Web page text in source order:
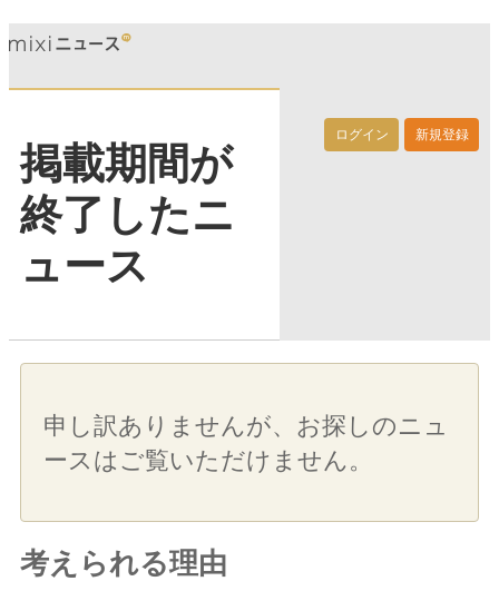
ログイン 新規登録
掲載期間が
終了したニ
ュース
申し訳ありませんが、お探しのニュ
ースはご覧いただけません。
考えられる理由